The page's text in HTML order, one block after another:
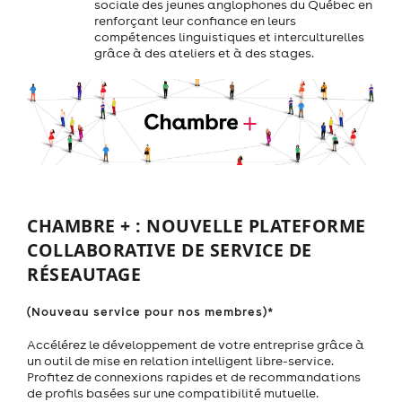
sociale des jeunes anglophones du Québec en
renforçant leur confiance en leurs
compétences linguistiques et interculturelles
grâce à des ateliers et à des stages.
CHAMBRE + : NOUVELLE PLATEFORME
COLLABORATIVE DE SERVICE DE
RÉSEAUTAGE
(Nouveau service pour nos membres)*
Accélérez le développement de votre entreprise grâce à
un outil de mise en relation intelligent libre-service.
Profitez de connexions rapides et de recommandations
de profils basées sur une compatibilité mutuelle.